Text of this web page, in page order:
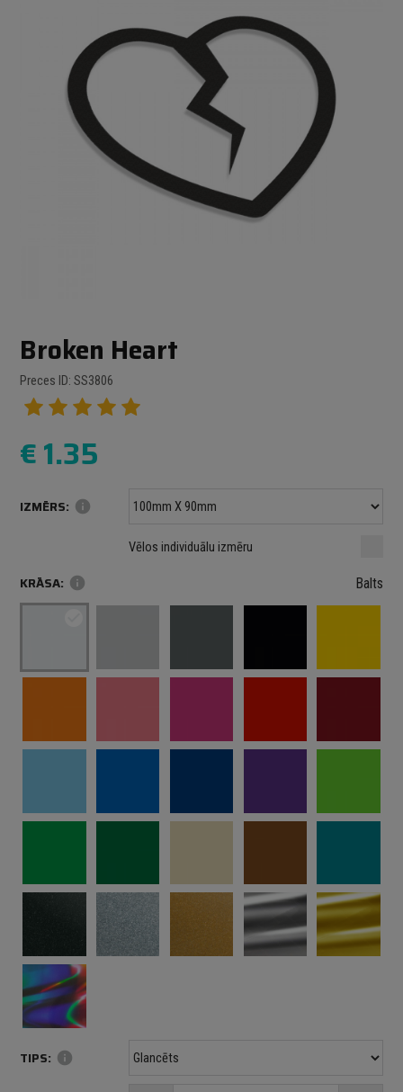
Broken Heart
Preces ID: SS3806
€1.35
IZMĒRS: info
mm mm
Maksimālais izmērs: 1000 mm
Vēlos individuālu izmēru
KRĀSA: info Balts
TIPS: info